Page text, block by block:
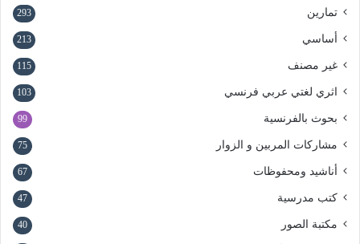
تمارين 293
أساسي 213
غير مصنف 115
اثري لغتي عربي فرنسي 103
بحوث بالفرنسية 99
مشاركات المربين و الزوار 75
أناشيد ومحفوظات 67
كتب مدرسية 47
مكتبة الصور 40